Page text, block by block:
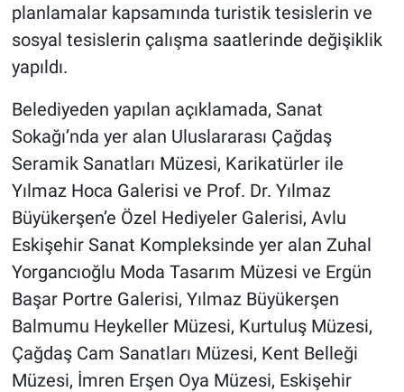
planlamalar kapsamında turistik tesislerin ve
sosyal tesislerin çalışma saatlerinde değişiklik
yapıldı.
Belediyeden yapılan açıklamada, Sanat
Sokağı’nda yer alan Uluslararası Çağdaş
Seramik Sanatları Müzesi, Karikatürler ile
Yılmaz Hoca Galerisi ve Prof. Dr. Yılmaz
Büyükerşen’e Özel Hediyeler Galerisi, Avlu
Eskişehir Sanat Kompleksinde yer alan Zuhal
Yorgancıoğlu Moda Tasarım Müzesi ve Ergün
Başar Portre Galerisi, Yılmaz Büyükerşen
Balmumu Heykeller Müzesi, Kurtuluş Müzesi,
Çağdaş Cam Sanatları Müzesi, Kent Belleği
Müzesi, İmren Erşen Oya Müzesi, Eskişehir